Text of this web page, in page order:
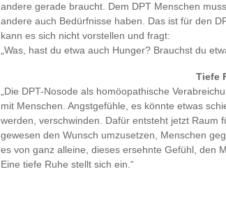
andere gerade braucht. Dem DPT Menschen
andere auch Bedürfnisse haben. Das ist für den
kann es sich nicht vorstellen und fragt:
„Was, hast du etwa auch Hunger? Brauchst du
Tiefe
„Die DPT-Nosode als homöopathische
mit Menschen. Angstgefühle, es könnte etwas
werden, verschwinden. Dafür entsteht jetzt Raum
gewesen den Wunsch umzusetzen, Menschen
es von ganz alleine, dieses ersehnte Gefühl, den
Eine tiefe Ruhe stellt sich ein.“